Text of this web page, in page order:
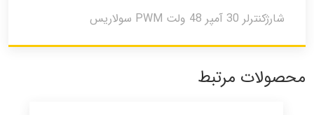
شارژکنترلر 30 آمپر 48 ولت PWM سولاریس
محصولات مرتبط